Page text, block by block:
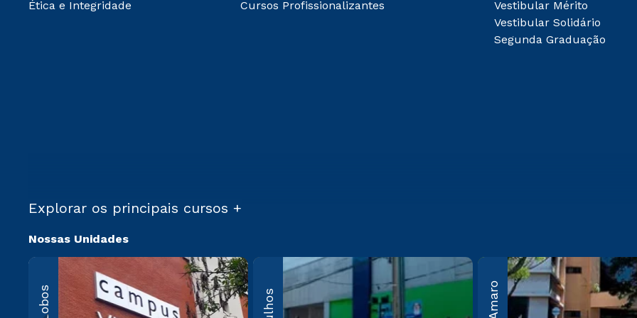
Ética e Integridade
Cursos Profissionalizantes
Vestibular Mérito
Vestibular Solidário
Segunda Graduação
Explorar os principais cursos +
Nossas Unidades
Villa-Lobos
Av. Imperatriz
Leopoldina, 550 Vila
Guarulhos
Av. Salgado Filho, nº
100, Cond. Campus